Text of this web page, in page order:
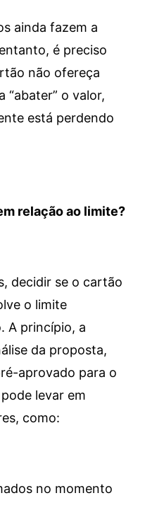
ainda fazem a
é preciso
não ofereça
“abater” o valor,
está perdendo
relação ao limite?
decidir se o cartão
o limite
A princípio, a
da proposta,
aprovado para o
levar em
como:
no momento